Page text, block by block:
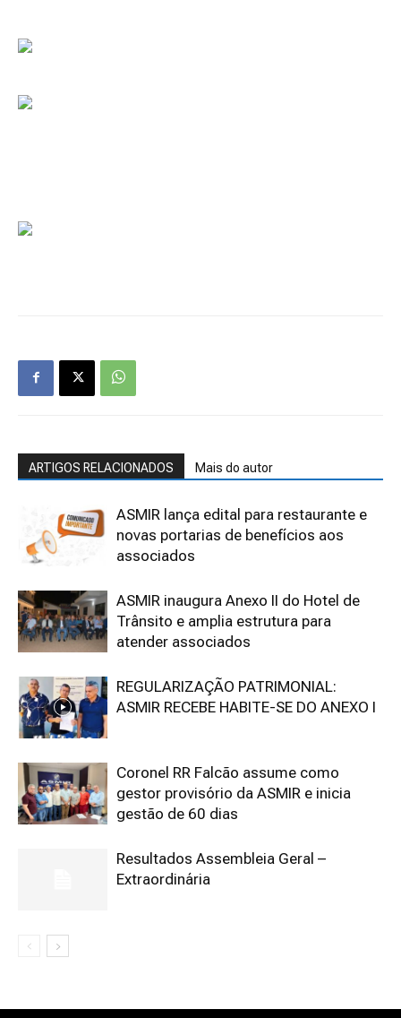
ARTIGOS RELACIONADOS Mais do autor
ASMIR lança edital para restaurante e
novas portarias de benefícios aos
associados
ASMIR inaugura Anexo II do Hotel de
Trânsito e amplia estrutura para
atender associados
REGULARIZAÇÃO PATRIMONIAL:
ASMIR RECEBE HABITE-SE DO ANEXO I
Coronel RR Falcão assume como
gestor provisório da ASMIR e inicia
gestão de 60 dias
Resultados Assembleia Geral –
Extraordinária